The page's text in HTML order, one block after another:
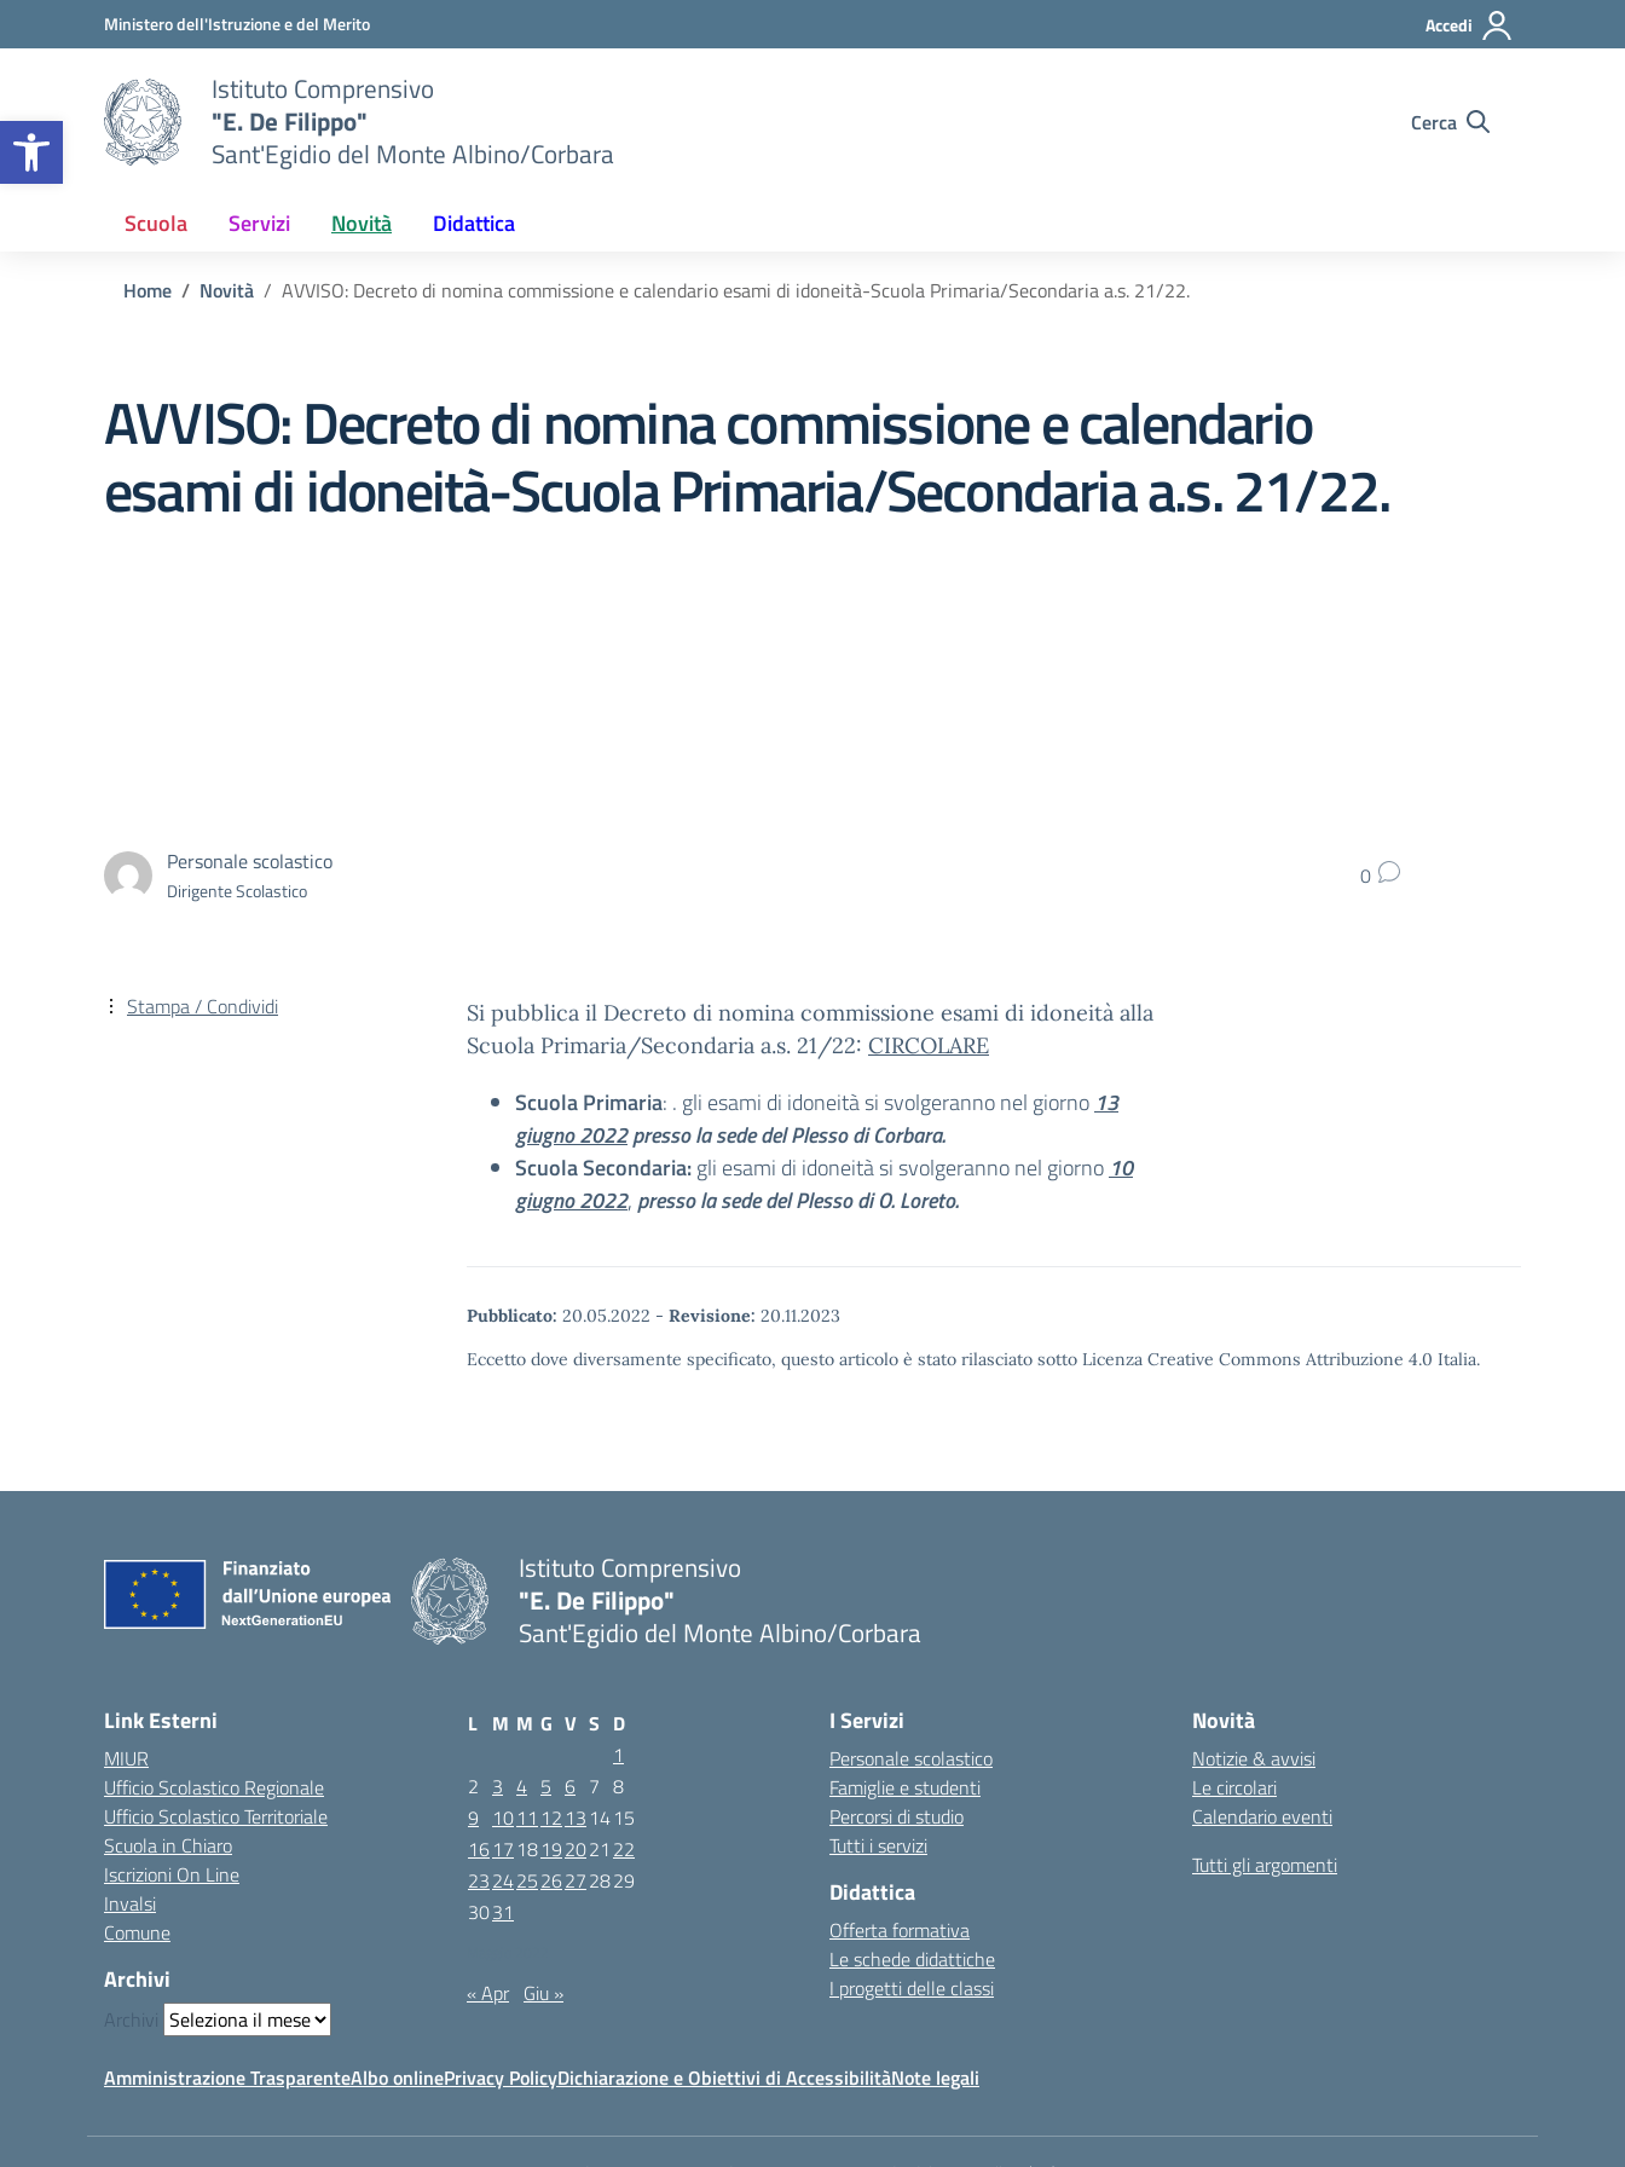
Apri la barra degli strumenti
Vai ai contenuti
Vai al menu di navigazioneMinistero dell'Istruzione e del Merito Accedi
Istituto Comprensivo
"E. De Filippo"
Sant'Egidio del Monte Albino/Corbara
Cerca
Scuola Servizi Novità Didattica
Home Novità AVVISO: Decreto di nomina commissione e calendario esami di idoneità-Scuola Primaria/Secondaria a.s. 21/22.
AVVISO: Decreto di nomina commissione e calendario
esami di idoneità-Scuola Primaria/Secondaria a.s. 21/22.
Personale scolastico
Dirigente Scolastico 0
Si pubblica il Decreto di nomina commissione esami di idoneità alla
Scuola Primaria/Secondaria a.s. 21/22: CIRCOLARE
Scuola Primaria: . gli esami di idoneità si svolgeranno nel giorno 13
giugno 2022presso la sede del Plesso di Corbara.
Scuola Secondaria:gli esami di idoneità si svolgeranno nel giorno 10
giugno 2022, presso la sede del Plesso di O. Loreto.
Pubblicato: 20.05.2022 - Revisione: 20.11.2023
Eccetto dove diversamente specificato, questo articolo è stato rilasciato sotto Licenza Creative Commons Attribuzione 4.0 Italia.
Stampa / Condividi
Istituto Comprensivo
"E. De Filippo"
Sant'Egidio del Monte Albino/Corbara
Link Esterni
MIUR
Ufficio Scolastico Regionale
Ufficio Scolastico Territoriale
Scuola in Chiaro
Iscrizioni On Line
Invalsi
Comune
Archivi
Archivi
L M M G V S D
1
2 3 4 5 6 7 8
9 1011 12 13 1415
1617 18192021 22
23242526272829
3031
« Apr Giu »
I Servizi
Personale scolastico
Famiglie e studenti
Percorsi di studio
Tutti i servizi
Didattica
Offerta formativa
Le schede didattiche
I progetti delle classi
Novità
Notizie & avvisi
Le circolari
Calendario eventi
Tutti gli argomenti
Amministrazione TrasparenteAlbo onlinePrivacy PolicyDichiarazione e Obiettivi di AccessibilitàNote legali